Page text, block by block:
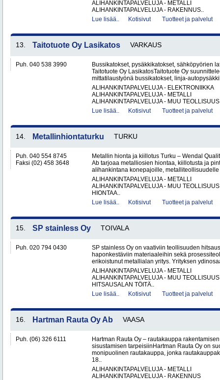
ALIHANKINTAPALVELUJA - METALLI
ALIHANKINTAPALVELUJA - RAKENNUS..
Lue lisää..
Kotisivut Tuotteet ja palvelut
13. Taitotuote Oy Lasikatos VARKAUS
Puh. 040 538 3990
Bussikatokset, pysäkkikatokset, sähköpyörien
Taitotuote Oy LasikatosTaitotuote Oy
mittatilaustyönä bussikatokset, linja-
ALIHANKINTAPALVELUJA - ELEKTRONIIKKA
ALIHANKINTAPALVELUJA - METALLI
ALIHANKINTAPALVELUJA - MUU
Lue lisää..
Kotisivut Tuotteet ja palvelut
14. Metallinhiontaturku TURKU
Puh. 040 554 8745
Faksi (02) 458 3648
Metallin hionta ja kiillotus Turku – Wendal
Ab tarjoaa metalliosien hiontaa, kiillotusta ja
alihankintana konepajoille, metalliteollisuudelle
ALIHANKINTAPALVELUJA - METALLI
ALIHANKINTAPALVELUJA - MUU TEOLLISUUS
HIONTAA..
Lue lisää..
Kotisivut Tuotteet ja palvelut
15. SP stainless Oy TOIVALA
Puh. 020 794 0430
SP stainless Oy on vaativiin teollisuuden
haponkestäviin materiaaleihin sekä
erikoistunut metallialan yritys. Yrityksen
ALIHANKINTAPALVELUJA - METALLI
ALIHANKINTAPALVELUJA - MUU TEOLLISUUS
HITSAUSALAN TÖITÄ..
Lue lisää..
Kotisivut Tuotteet ja palvelut
16. Hartman Rauta Oy Ab VAASA
Puh. (06) 326 6111
Hartman Rauta Oy – rautakauppa
sisustamisen tarpeisiinHartman Rauta Oy on
monipuolinen rautakauppa, jonka
18..
ALIHANKINTAPALVELUJA - METALLI
ALIHANKINTAPALVELUJA - RAKENNUS